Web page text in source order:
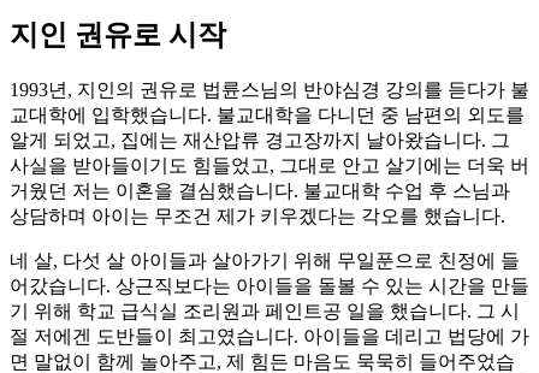
지인 권유로 시작
1993년, 지인의 권유로 법륜스님의 반야심경 강의를 듣다가 불
교대학에 입학했습니다. 불교대학을 다니던 중 남편의 외도를
알게 되었고, 집에는 재산압류 경고장까지 날아왔습니다. 그
사실을 받아들이기도 힘들었고, 그대로 안고 살기에는 더욱 버
거웠던 저는 이혼을 결심했습니다. 불교대학 수업 후 스님과
상담하며 아이는 무조건 제가 키우겠다는 각오를 했습니다.
네 살, 다섯 살 아이들과 살아가기 위해 무일푼으로 친정에 들
어갔습니다. 상근직보다는 아이들을 돌볼 수 있는 시간을 만들
기 위해 학교 급식실 조리원과 페인트공 일을 했습니다. 그 시
절 저에겐 도반들이 최고였습니다. 아이들을 데리고 법당에 가
면 말없이 함께 놀아주고, 제 힘든 마음도 묵묵히 들어주었습